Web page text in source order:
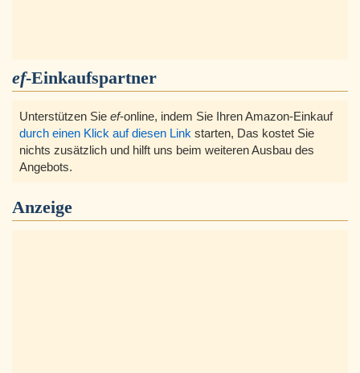
ef-Einkaufspartner
Unterstützen Sie ef-online, indem Sie Ihren Amazon-Einkauf
durch einen Klick auf diesen Link starten, Das kostet Sie
nichts zusätzlich und hilft uns beim weiteren Ausbau des
Angebots.
Anzeige